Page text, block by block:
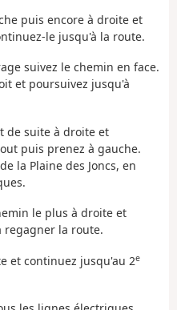
puis encore à droite et
le jusqu'à la route.
suivez le chemin en face.
et poursuivez jusqu'à
de suite à droite et
puis prenez à gauche.
la Plaine des Joncs, en
le plus à droite et
regagner la route.
et continuez jusqu'au 2e